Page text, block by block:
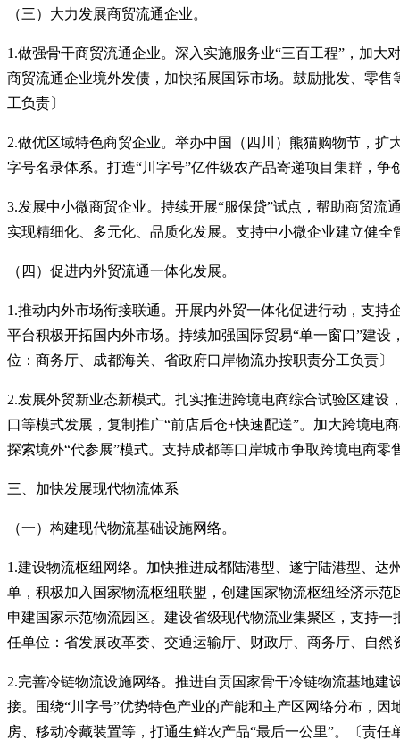
（三）大力发展商贸流通企业。
1.做强骨干商贸流通企业。深入实施服务业“三百工程”，加
商贸流通企业境外发债，加快拓展国际市场。鼓励批发、零
工负责〕
2.做优区域特色商贸企业。举办中国（四川）熊猫购物节，
字号名录体系。打造“川字号”亿件级农产品寄递项目集群，
3.发展中小微商贸企业。持续开展“服保贷”试点，帮助商贸
实现精细化、多元化、品质化发展。支持中小微企业建立健
（四）促进内外贸流通一体化发展。
1.推动内外市场衔接联通。开展内外贸一体化促进行动，支
平台积极开拓国内外市场。持续加强国际贸易“单一窗口”建
位：商务厅、成都海关、省政府口岸物流办按职责分工负责〕
2.发展外贸新业态新模式。扎实推进跨境电商综合试验区建
口等模式发展，复制推广“前店后仓+快速配送”。加大跨境电
探索境外“代参展”模式。支持成都等口岸城市争取跨境电商
三、加快发展现代物流体系
（一）构建现代物流基础设施网络。
1.建设物流枢纽网络。加快推进成都陆港型、遂宁陆港型、
单，积极加入国家物流枢纽联盟，创建国家物流枢纽经济示
申建国家示范物流园区。建设省级现代物流业集聚区，支持
任单位：省发展改革委、交通运输厅、财政厅、商务厅、自
2.完善冷链物流设施网络。推进自贡国家骨干冷链物流基地
接。围绕“川字号”优势特色产业的产能和主产区网络分布，
房、移动冷藏装置等，打通生鲜农产品“最后一公里”。〔责